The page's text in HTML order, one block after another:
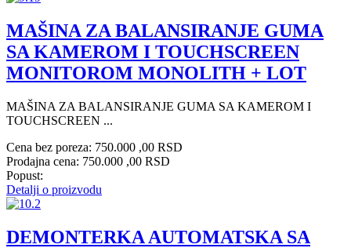
MAŠINA ZA BALANSIRANJE GUMA
SA KAMEROM I TOUCHSCREEN
MONITOROM MONOLITH + LOT
MAŠINA ZA BALANSIRANJE GUMA SA KAMEROM I
TOUCHSCREEN ...
Cena bez poreza: 750.000 ,00 RSD
Prodajna cena: 750.000 ,00 RSD
Popust:
Detalji o proizvodu
DEMONTERKA AUTOMATSKA SA